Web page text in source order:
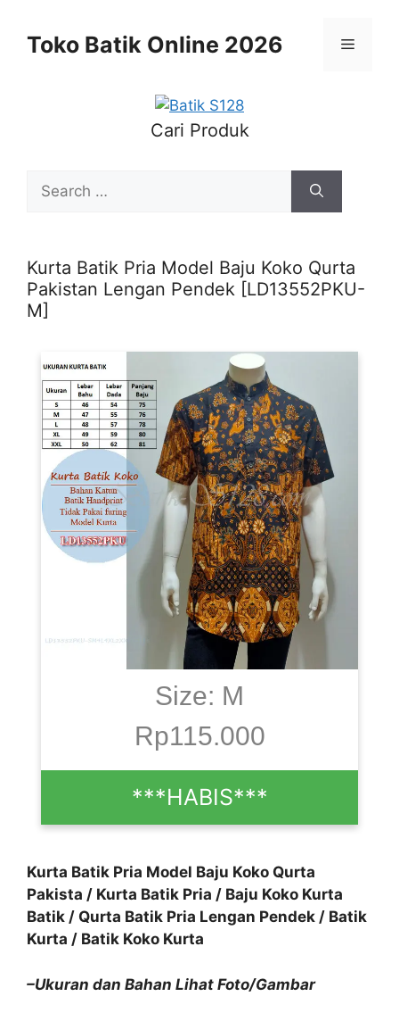
contentToko Batik Online 2026 Menu
Cari Produk
for:
Kurta Batik Pria Model Baju Koko Qurta
Pakistan Lengan Pendek [LD13552PKU-
M]
Size: M
Rp115.000
***HABIS***
Kurta Batik Pria Model Baju Koko Qurta
Pakista / Kurta Batik Pria / Baju Koko Kurta
Batik / Qurta Batik Pria Lengan Pendek / Batik
Kurta / Batik Koko Kurta
–Ukuran dan Bahan Lihat Foto/Gambar